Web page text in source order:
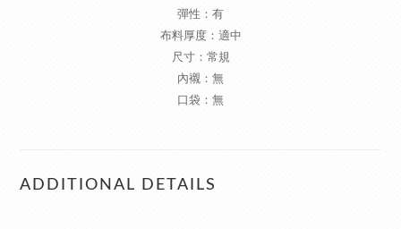
彈性：有
布料厚度：適中
尺寸：常規
內襯：無
口袋：無
ADDITIONAL DETAILS